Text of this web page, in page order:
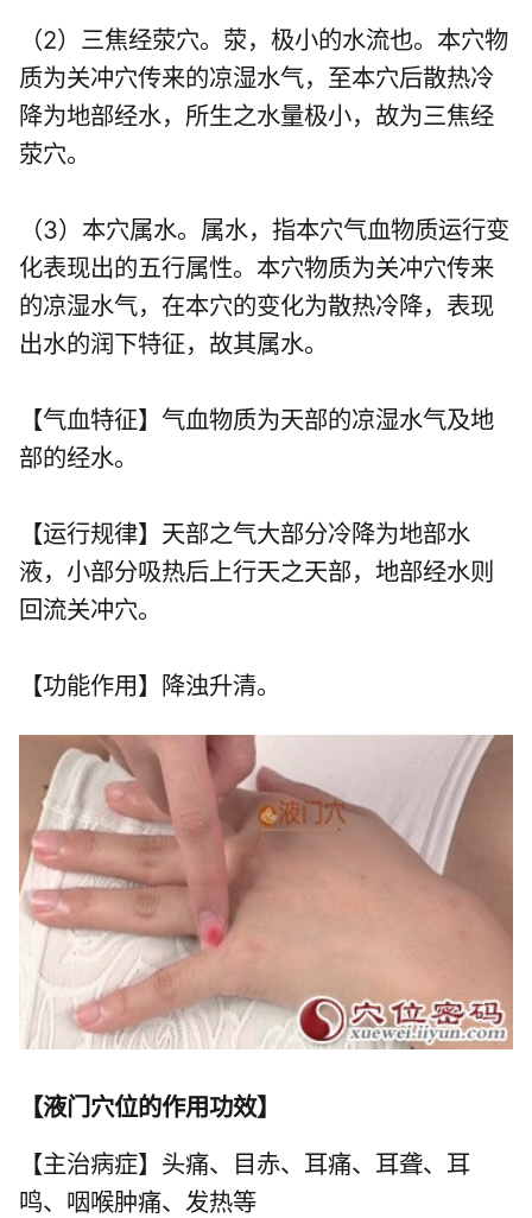
（2）三焦经荥穴。荥，极小的水流也。本穴物
质为关冲穴传来的凉湿水气，至本穴后散热冷
降为地部经水，所生之水量极小，故为三焦经
荥穴。
（3）本穴属水。属水，指本穴气血物质运行变
化表现出的五行属性。本穴物质为关冲穴传来
的凉湿水气，在本穴的变化为散热冷降，表现
出水的润下特征，故其属水。
【气血特征】气血物质为天部的凉湿水气及地
部的经水。
【运行规律】天部之气大部分冷降为地部水
液，小部分吸热后上行天之天部，地部经水则
回流关冲穴。
【功能作用】降浊升清。
【液门穴位的作用功效】
【主治病症】头痛、目赤、耳痛、耳聋、耳
鸣、咽喉肿痛、发热等